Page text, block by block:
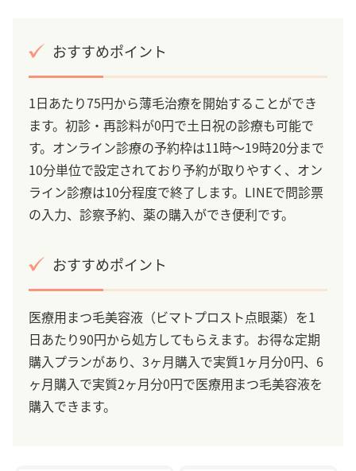
おすすめポイント
1日あたり75円から薄毛治療を開始することができ
ます。初診・再診料が0円で土日祝の診療も可能で
す。オンライン診療の予約枠は11時～19時20分まで
10分単位で設定されており予約が取りやすく、オン
ライン診療は10分程度で終了します。LINEで問診票
の入力、診察予約、薬の購入ができ便利です。
おすすめポイント
医療用まつ毛美容液（ビマトプロスト点眼薬）を1
日あたり90円から処方してもらえます。お得な定期
購入プランがあり、3ヶ月購入で実質1ヶ月分0円、6
ヶ月購入で実質2ヶ月分0円で医療用まつ毛美容液を
購入できます。